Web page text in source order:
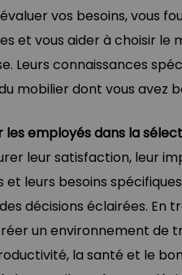
vos besoins, vous
et vous aider à choisir
Leurs connaissances
mobilier dont vous avez
les employés dans la
leur satisfaction, leur
et leurs besoins
décisions éclairées. En
un environnement de
la santé et le